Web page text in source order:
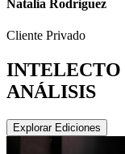
Natalia Rodriguez
Cliente Privado
ANÁLISIS
Explorar Ediciones